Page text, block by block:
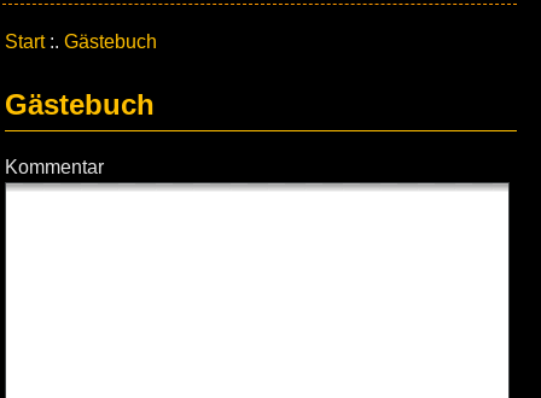
Start:. Gästebuch
Gästebuch
Kommentar